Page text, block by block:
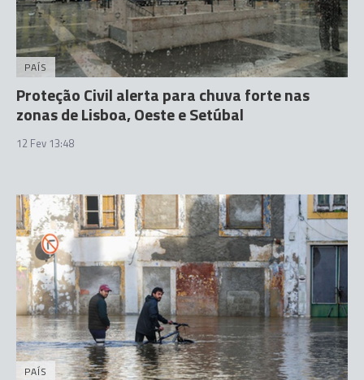
PAÍS
Proteção Civil alerta para chuva forte nas
zonas de Lisboa, Oeste e Setúbal
12 Fev 13:48
PAÍS